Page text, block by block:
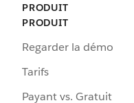
PRODUIT
PRODUIT
Regarder la démo
Tarifs
Payant vs. Gratuit